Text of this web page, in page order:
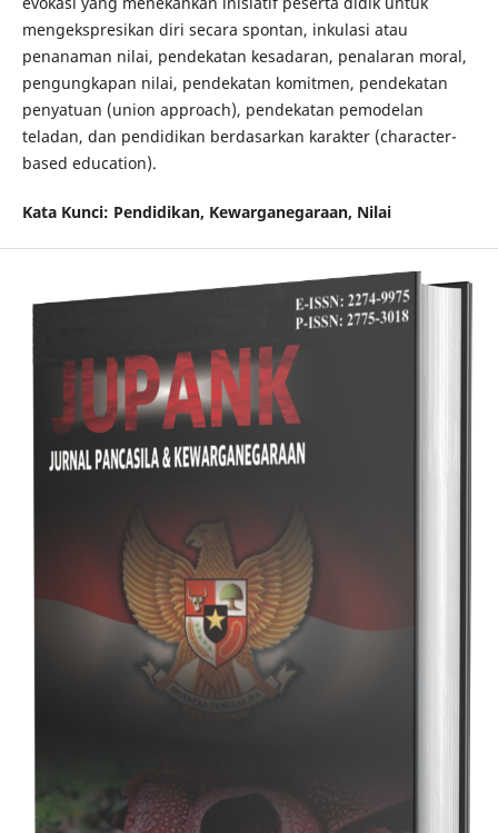
mengekspresikan diri secara spontan, inkulasi atau
penanaman nilai, pendekatan kesadaran, penalaran moral,
pengungkapan nilai, pendekatan komitmen, pendekatan
penyatuan (union approach), pendekatan pemodelan
teladan, dan pendidikan berdasarkan karakter (character-
based education).
Kata Kunci: Pendidikan, Kewarganegaraan, Nilai